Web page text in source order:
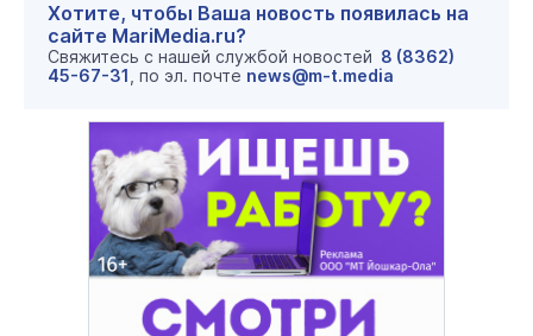
Хотите, чтобы Ваша новость появилась на
сайте MariMedia.ru?
Свяжитесь с нашей службой новостей 8 (8362)
45-67-31 , по эл. почте news@m-t.media